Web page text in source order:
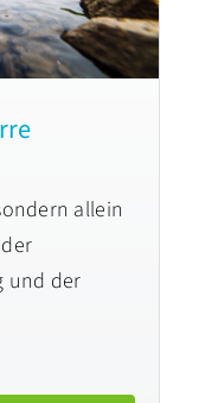
allein
und der